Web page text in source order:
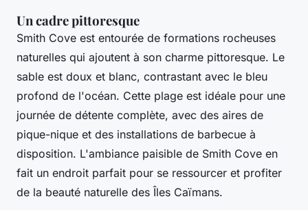
Un cadre pittoresque
Smith Cove est entourée de formations rocheuses
naturelles qui ajoutent à son charme pittoresque. Le
sable est doux et blanc, contrastant avec le bleu
profond de l'océan. Cette plage est idéale pour une
journée de détente complète, avec des aires de
pique-nique et des installations de barbecue à
disposition. L'ambiance paisible de Smith Cove en
fait un endroit parfait pour se ressourcer et profiter
de la beauté naturelle des Îles Caïmans.